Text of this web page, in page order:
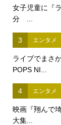
女子児童に『
分 ...
3 エンタメ
ライブでまさ
POPS NI...
4 エンタメ
映画『翔んで
大集...